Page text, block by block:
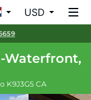
USD
Waterfront,
K9J3G5 CA